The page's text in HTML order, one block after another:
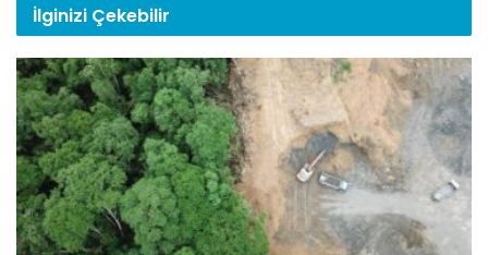
İlginizi Çekebilir